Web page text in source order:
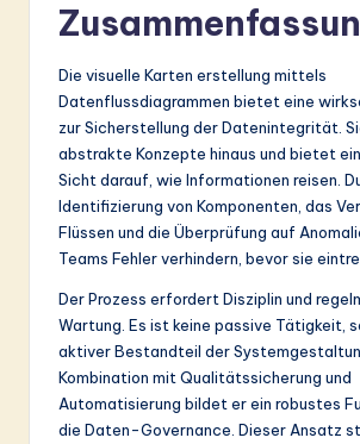
Die visuelle Karten erstellung mittels
Datenflussdiagrammen bietet eine
zur Sicherstellung der Datenintegrität.
abstrakte Konzepte hinaus und bietet
Sicht darauf, wie Informationen reisen.
Identifizierung von Komponenten, das
Flüssen und die Überprüfung auf
Teams Fehler verhindern, bevor sie
Der Prozess erfordert Disziplin und
Wartung. Es ist keine passive Tätigkeit,
aktiver Bestandteil der
Kombination mit Qualitätssicherung und
Automatisierung bildet er ein robustes
die Daten-Governance. Dieser Ansatz